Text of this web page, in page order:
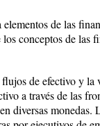
de las
conceptos de las
de efectivo y
a través de las
diversas